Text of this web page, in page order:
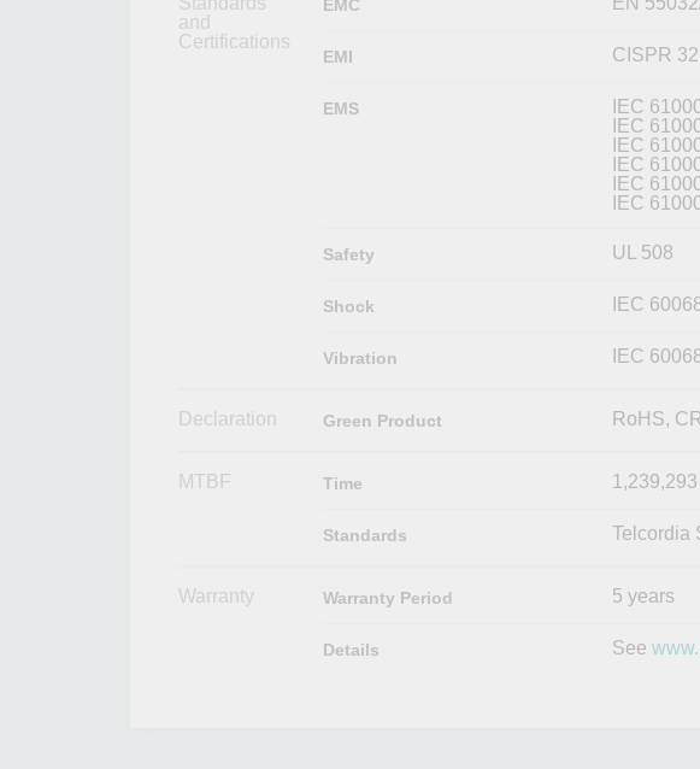
and
Certifications
EMC
EMI CISPR
EMS
IEC
IEC
IEC
IEC
IEC
IEC
Safety UL 508
Shock IEC
Vibration IEC
Declaration Green Product RoHS,
MTBF Time
Standards Telcordia
Warranty Warranty Period 5 years
Details See